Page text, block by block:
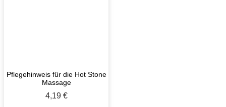
Pflegehinweis für die Hot Stone
Massage
4,19 €